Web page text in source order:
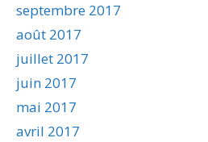
septembre 2017
août 2017
juillet 2017
juin 2017
mai 2017
avril 2017